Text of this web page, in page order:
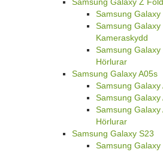
Samsung Galaxy Z
Samsung
Samsung
Kameraskydd
Samsung
Hörlurar
Samsung Galaxy A05s
Samsung Galaxy
Samsung Galaxy
Samsung
Hörlurar
Samsung Galaxy S23
Samsung